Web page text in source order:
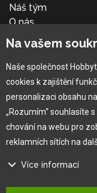
Náš tým
O nás
Pro zákazníka
Obchodní
Věrnostní program
Jak na reklamaci
Výprodej
Na vašem
Naše společnost
cookies k zajištění
personalizaci obsahu
„Rozumím“ souhlasíte
chování na webu pro
reklamních sítích na
Více informací
Na našem webu